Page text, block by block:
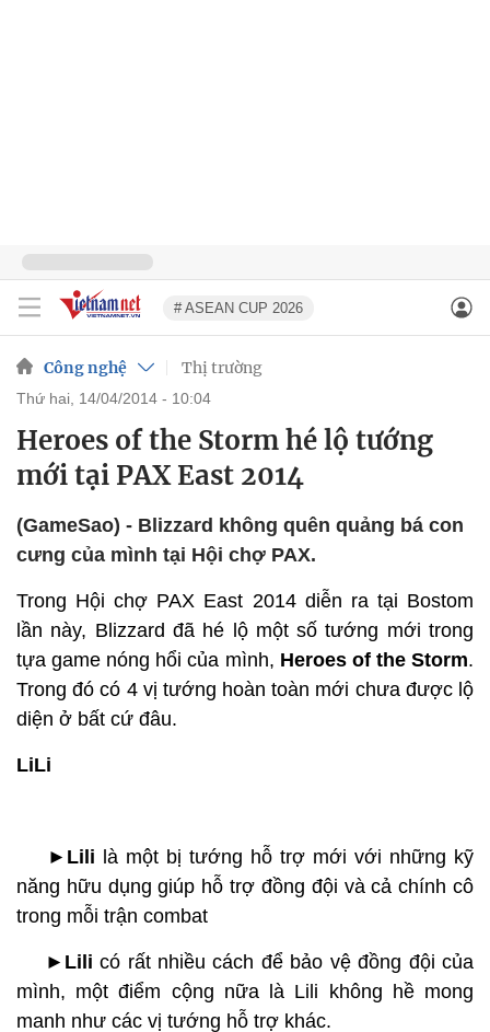
# ASEAN CUP 2026
Công nghệ Thị trường
thứ hai, 14/04/2014 - 10:04
Heroes of the Storm hé lộ tướng
mới tại PAX East 2014
(GameSao) - Blizzard không quên quảng bá con
cưng của mình tại Hội chợ PAX.
Trong Hội chợ PAX East 2014 diễn ra tại Bostom
lần này, Blizzard đã hé lộ một số tướng mới trong
tựa game nóng hổi của mình, Heroes of the Storm.
Trong đó có 4 vị tướng hoàn toàn mới chưa được lộ
diện ở bất cứ đâu.
LiLi
►Lili là một bị tướng hỗ trợ mới với những kỹ
năng hữu dụng giúp hỗ trợ đồng đội và cả chính cô
trong mỗi trận combat
►Lilicó rất nhiều cách để bảo vệ đồng đội của
mình, một điểm cộng nữa là Lili không hề mong
manh như các vị tướng hỗ trợ khác.